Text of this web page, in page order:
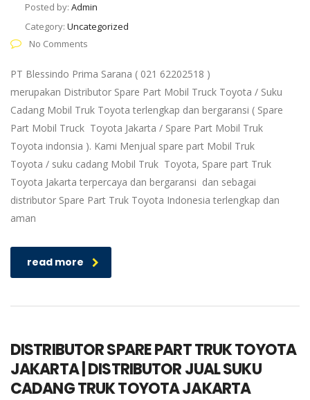
Posted by: Admin
Category: Uncategorized
No Comments
PT Blessindo Prima Sarana ( 021 62202518 )
merupakan Distributor Spare Part Mobil Truck Toyota / Suku
Cadang Mobil Truk Toyota terlengkap dan bergaransi ( Spare
Part Mobil Truck Toyota Jakarta / Spare Part Mobil Truk
Toyota indonsia ). Kami Menjual spare part Mobil Truk
Toyota / suku cadang Mobil Truk Toyota, Spare part Truk
Toyota Jakarta terpercaya dan bergaransi dan sebagai
distributor Spare Part Truk Toyota Indonesia terlengkap dan
aman
read more
DISTRIBUTOR SPARE PART TRUK TOYOTA
JAKARTA | DISTRIBUTOR JUAL SUKU
CADANG TRUK TOYOTA JAKARTA